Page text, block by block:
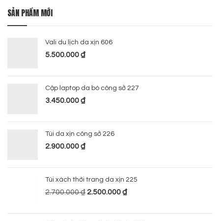
SẢN PHẨM MỚI
Vali du lịch da xịn 606
5.500.000₫
Cặp laptop da bò công sở 227
3.450.000₫
Túi da xịn công sở 226
2.900.000₫
Túi xách thời trang da xịn 225
2.700.000₫ 2.500.000₫